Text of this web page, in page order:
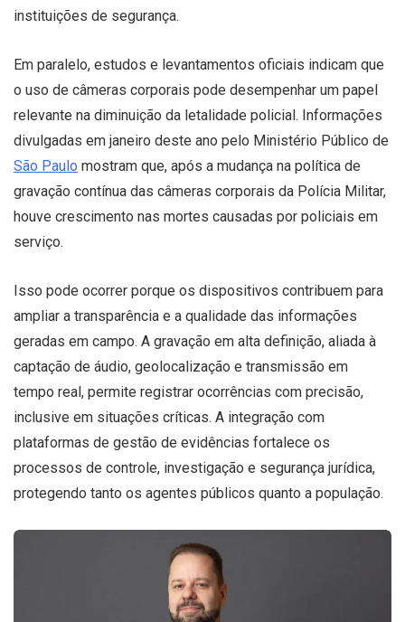
instituições de segurança.
Em paralelo, estudos e levantamentos oficiais indicam que
o uso de câmeras corporais pode desempenhar um papel
relevante na diminuição da letalidade policial. Informações
divulgadas em janeiro deste ano pelo Ministério Público de
São Paulo mostram que, após a mudança na política de
gravação contínua das câmeras corporais da Polícia Militar,
houve crescimento nas mortes causadas por policiais em
serviço.
Isso pode ocorrer porque os dispositivos contribuem para
ampliar a transparência e a qualidade das informações
geradas em campo. A gravação em alta definição, aliada à
captação de áudio, geolocalização e transmissão em
tempo real, permite registrar ocorrências com precisão,
inclusive em situações críticas. A integração com
plataformas de gestão de evidências fortalece os
processos de controle, investigação e segurança jurídica,
protegendo tanto os agentes públicos quanto a população.